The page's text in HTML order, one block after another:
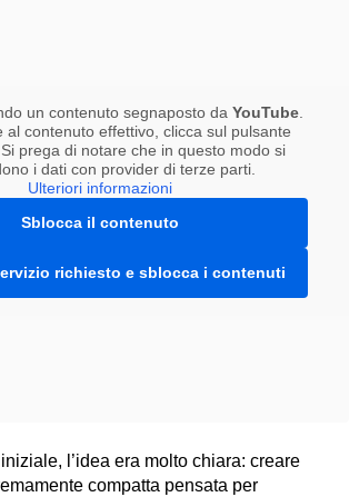
un contenuto segnaposto da YouTube.
al contenuto effettivo, clicca sul pulsante
prega di notare che in questo modo si
i dati con provider di terze parti.
Ulteriori informazioni
Sblocca il contenuto
richiesto e sblocca i contenuti
l’idea era molto chiara: creare
compatta pensata per